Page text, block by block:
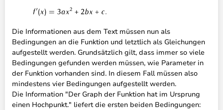
Die Informationen aus dem Text müssen nun als
Bedingungen an die Funktion und letztlich als Gleichungen
aufgestellt werden. Grundsätzlich gilt, dass immer so viele
Bedingungen gefunden werden müssen, wie Parameter in
der Funktion vorhanden sind. In diesem Fall müssen also
mindestens vier Bedingungen aufgestellt werden.
Die Information "Der Graph der Funktion hat im Ursprung
einen Hochpunkt." liefert die ersten beiden Bedingungen: